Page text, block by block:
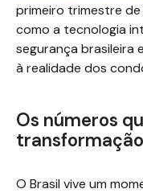
primeiro trimestre
como a tecnologia
segurança brasileira
à realidade dos
Os números
O Brasil vive um